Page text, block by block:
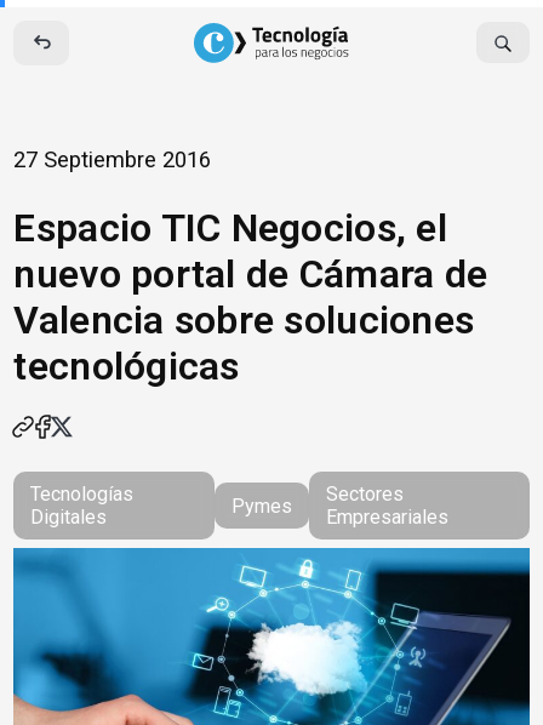
Skip
content
27 Septiembre 2016
Espacio TIC Negocios, el
nuevo portal de Cámara de
Valencia sobre soluciones
tecnológicas
Tecnologías
Digitales
Pymes
Sectores
Empresariales